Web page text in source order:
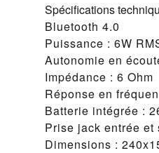
Spécifications
Bluetooth 4.0
Puissance : 6W
Autonomie en
Impédance : 6 Ohm
Réponse en
Batterie intégrée :
Prise jack entrée et
Dimensions :